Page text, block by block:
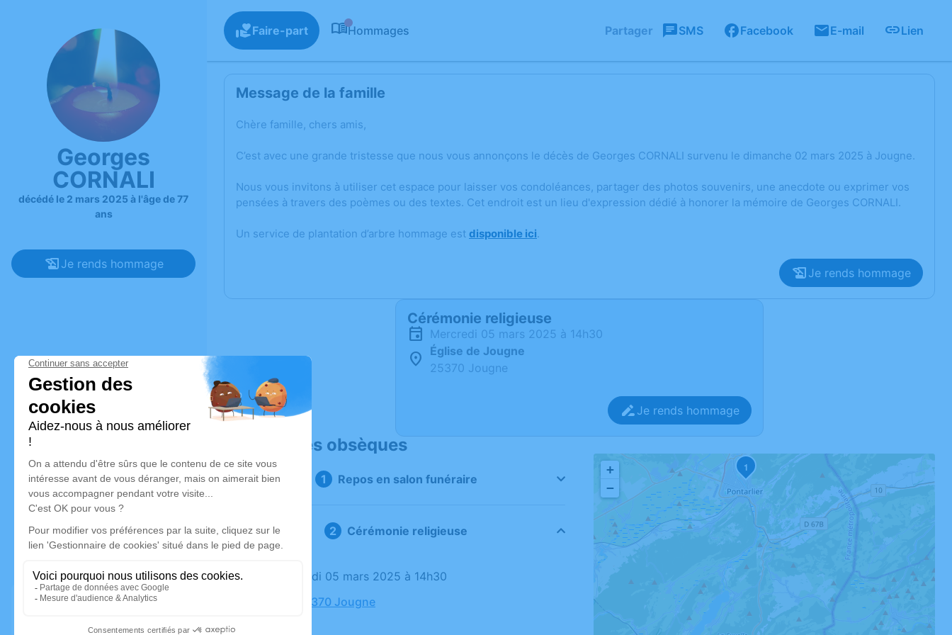
Georges
CORNALI
décédé le 2 mars 2025 à l'âge de 77
ans
Je rends hommage
Faire-part Hommages Partager SMS Facebook E-mail Lien
Message de la famille
Chère famille, chers amis,
C’est avec une grande tristesse que nous vous annonçons le décès de Georges CORNALI survenu le dimanche 02 mars 2025 à Jougne.
Nous vous invitons à utiliser cet espace pour laisser vos condoléances, partager des photos souvenirs, une anecdote ou exprimer vos
pensées à travers des poèmes ou des textes. Cet endroit est un lieu d'expression dédié à honorer la mémoire de Georges CORNALI.
Un service de plantation d’arbre hommage est disponible ici.
Je rends hommage
Cérémonie religieuse
mercredi 05 mars 2025 à 14h30
Église de Jougne
25370 Jougne
Je rends hommage
Déroulé des obsèques
Repos en salon funéraire
Cérémonie religieuse
Le mercredi 05 mars 2025 à 14h30
Église, 25370 Jougne
1
+
−